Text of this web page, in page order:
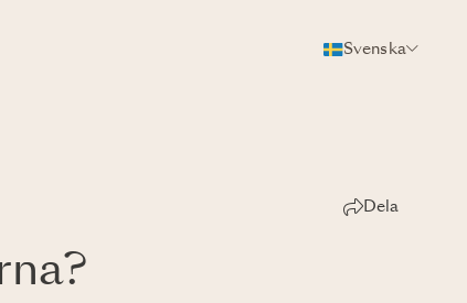
Svenska
Dela